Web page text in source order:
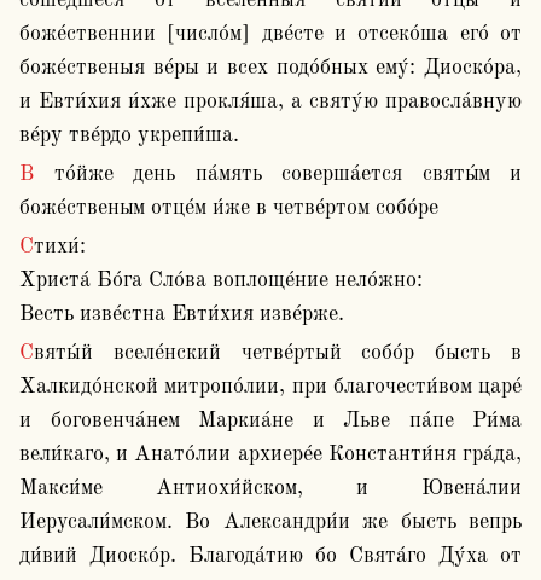
боже́ственнии [число́м] две́сте и отсеко́ша его́ от
боже́ственыя ве́ры и всех подо́бных ему́: Диоско́ра,
и Евти́хия и́хже прокля́ша, а святу́ю правосла́вную
ве́ру тве́рдо укрепи́ша.
В то́йже день па́мять соверша́ется святы́м и
боже́ственым отце́м и́же в четве́ртом собо́ре
Стихи́:
Христа́ Бо́га Сло́ва воплоще́ние нело́жно:
Весть изве́стна Евти́хия изве́рже.
Святы́й вселе́нский четве́ртый собо́р бысть в
Халкидо́нской митропо́лии, при благочести́вом царе́
и боговенча́нем Маркиа́не и Льве па́пе Ри́ма
вели́каго, и Анато́лии архиере́е Константи́ня гра́да,
Макси́ме Антиохи́йском, и Ювена́лии
Иерусали́мском. Во Александри́и же бысть вепрь
ди́вий Диоско́р. Благода́тию бо Свята́го Ду́ха от